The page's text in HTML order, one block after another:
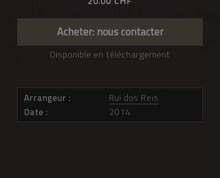
Acheter: nous contacter
Disponible en téléchargement
Arrangeur
Rui dos Reis
Date
2014